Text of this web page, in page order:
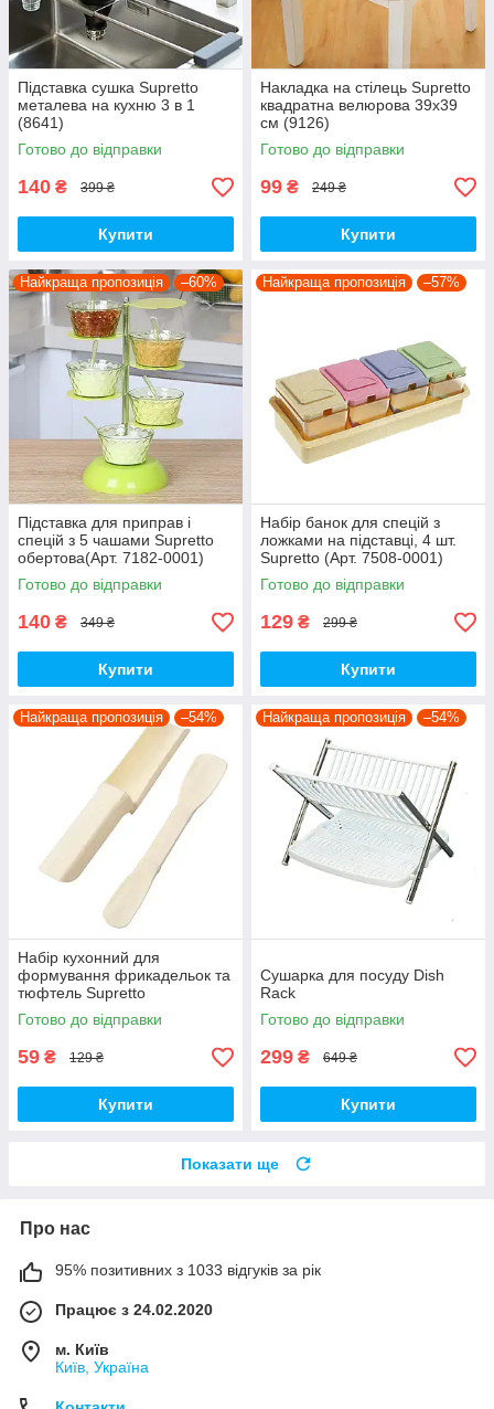
Підставка сушка Supretto
металева на кухню 3 в 1
(8641)
Готово до відправки
140 ₴ 399 ₴
Купити
Накладка на стілець Supretto
квадратна велюрова 39x39
см (9126)
Готово до відправки
99 ₴ 249 ₴
Купити
Найкраща пропозиція –60%
Підставка для приправ і
спецій з 5 чашами Supretto
обертова(Арт. 7182-0001)
Готово до відправки
140 ₴ 349 ₴
Купити
Найкраща пропозиція –57%
Набір банок для спецій з
ложками на підставці, 4 шт.
Supretto (Арт. 7508-0001)
Готово до відправки
129 ₴ 299 ₴
Купити
Найкраща пропозиція –54%
Набір кухонний для
формування фрикадельок та
тюфтель Supretto
двосторонній (8643)
Готово до відправки
59 ₴ 129 ₴
Купити
Найкраща пропозиція –54%
Сушарка для посуду Dish
Rack
Готово до відправки
299 ₴ 649 ₴
Купити
Показати ще
Про нас
95% позитивних з 1033 відгуків за рік
Працює з 24.02.2020
м. Київ
Київ, Україна